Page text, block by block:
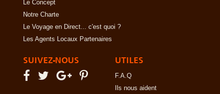
Le Concept
Notre Charte
Le Voyage en Direct... c'est quoi ?
Les Agents Locaux Partenaires
SUIVEZ-NOUS UTILES
F.A.Q
Ils nous aident